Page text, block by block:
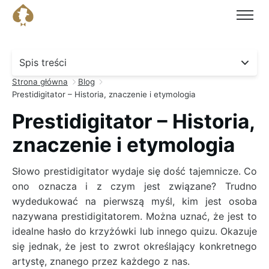
Spis treści
- kliknij, aby przejść do sekcji.
Strona główna
Blog
Prestidigitator – Historia, znaczenie i etymologia
Prestidigitator – Historia,
znaczenie i etymologia
Słowo prestidigitator wydaje się dość tajemnicze. Co
ono oznacza i z czym jest związane? Trudno
wydedukować na pierwszą myśl, kim jest osoba
nazywana prestidigitatorem. Można uznać, że jest to
idealne hasło do krzyżówki lub innego quizu. Okazuje
się jednak, że jest to zwrot określający konkretnego
artystę, znanego przez każdego z nas.